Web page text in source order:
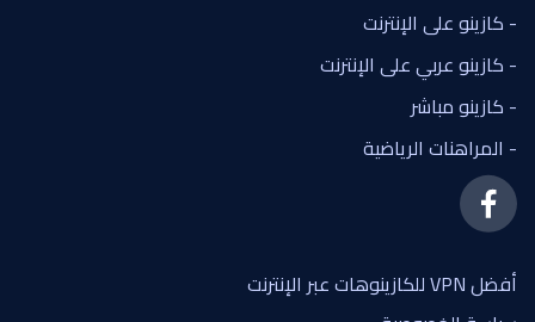
- كازينو على الإنترنت
- كازينو عربي على الإنترنت
- كازينو مباشر
- المراهنات الرياضية
أفضل VPN للكازينوهات عبر الإنترنت